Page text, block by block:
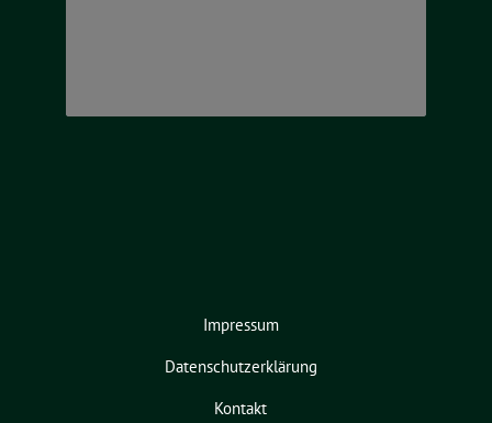
Impressum
Datenschutzerklärung
Kontakt